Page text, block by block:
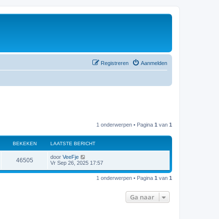
Aanmelden
Registreren
1 onderwerpen • Pagina 1 van 1
BEKEKEN LAATSTE BERICHT
46505B
e
L
a
t
door VeeFje
Vr Sep 26, 2025 17:57
1 onderwerpen • Pagina 1 van 1
Ga naar